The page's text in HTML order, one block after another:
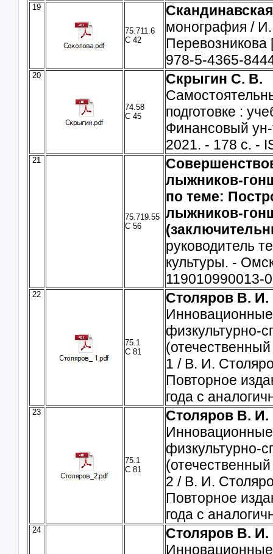
19
75.711.6
С 42
монография /
978-5-4365-
20
74.58
С 45
Скрыгин С. В.
подготовке :
Финансовый
2021. - 178 с. -
21
75.719.55
С 56
лыжников-
по теме:
лыжников-
руководитель
культуры. -
119010990013-
22
75.1
С 81
Столяров В. И.
физкультурно-
1 / В. И.
Повторное
года с
23
75.1
С 81
Столяров В. И.
физкультурно-
2 / В. И.
Повторное
года с
24
Столяров В. И.